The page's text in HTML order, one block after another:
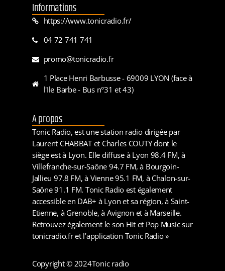
Informations
https://www.tonicradio.fr/
04 72 741 741
promo@tonicradio.fr
1 Place Henri Barbusse - 69009 LYON (face à
l'Ile Barbe - Bus n°31 et 43)
A propos
Tonic Radio, est une station radio dirigée par
Laurent CHABBAT et Charles COUTY dont le
siège est à Lyon. Elle diffuse à Lyon 98.4 FM, à
Villefranche-sur-Saône 94.7 FM, à Bourgoin-
Jallieu 97.8 FM, à Vienne 95.1 FM, à Chalon-sur-
Saône 91.1 FM. Tonic Radio est également
accessible en DAB+ à Lyon et sa région, à Saint-
Etienne, à Grenoble, à Avignon et à Marseille.
Retrouvez également le son Hit et Pop Music sur
tonicradio.fr et l’application Tonic Radio »
Copyright © 2024Tonic radio